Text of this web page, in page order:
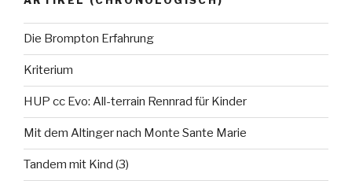
Die Brompton Erfahrung
Kriterium
HUP cc Evo: All-terrain Rennrad für Kinder
Mit dem Altinger nach Monte Sante Marie
Tandem mit Kind (3)